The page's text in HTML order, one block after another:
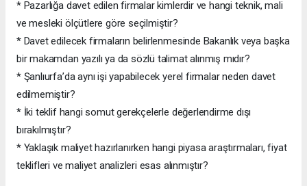
* Pazarlığa davet edilen firmalar kimlerdir ve hangi teknik, mali
ve mesleki ölçütlere göre seçilmiştir?
* Davet edilecek firmaların belirlenmesinde Bakanlık veya başka
bir makamdan yazılı ya da sözlü talimat alınmış mıdır?
* Şanlıurfa’da aynı işi yapabilecek yerel firmalar neden davet
edilmemiştir?
* İki teklif hangi somut gerekçelerle değerlendirme dışı
bırakılmıştır?
* Yaklaşık maliyet hazırlanırken hangi piyasa araştırmaları, fiyat
teklifleri ve maliyet analizleri esas alınmıştır?